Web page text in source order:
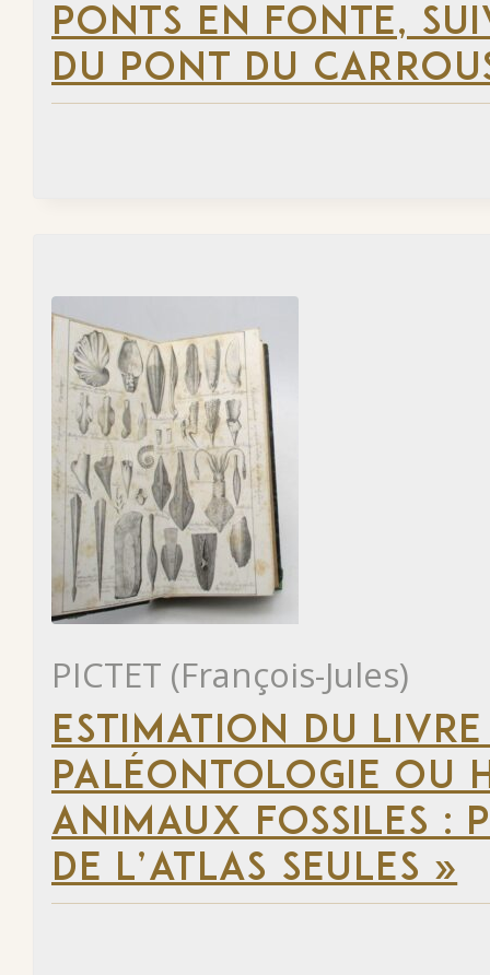
PONTS EN FONTE,
DU PONT DU
PICTET (François-Jules)
ESTIMATION DU
PALÉONTOLOGIE OU
ANIMAUX FOSSILES :
DE L’ATLAS SEULES »